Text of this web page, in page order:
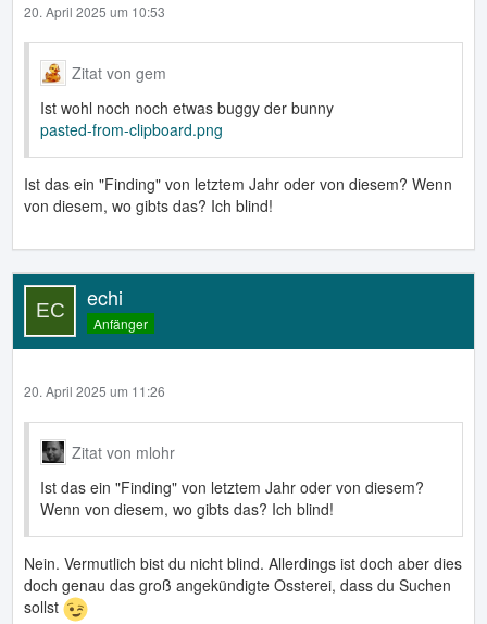
20. April 2025 um 10:53
Zitat von gem
Ist wohl noch noch etwas buggy der bunny
pasted-from-clipboard.png
Ist das ein "Finding" von letztem Jahr oder von diesem? Wenn
von diesem, wo gibts das? Ich blind!
echi
Anfänger
20. April 2025 um 11:26
Zitat von mlohr
Ist das ein "Finding" von letztem Jahr oder von diesem?
Wenn von diesem, wo gibts das? Ich blind!
Nein. Vermutlich bist du nicht blind. Allerdings ist doch aber dies
doch genau das groß angekündigte Ossterei, dass du Suchen
sollst